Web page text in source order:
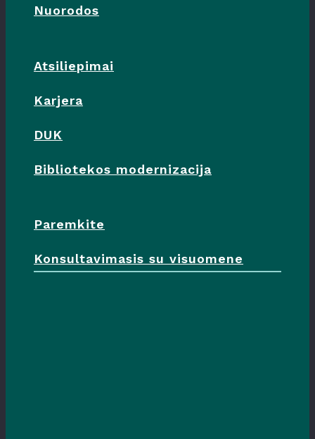
Nuorodos
Atsiliepimai
Karjera
DUK
Bibliotekos modernizacija
Paremkite
Konsultavimasis su visuomene